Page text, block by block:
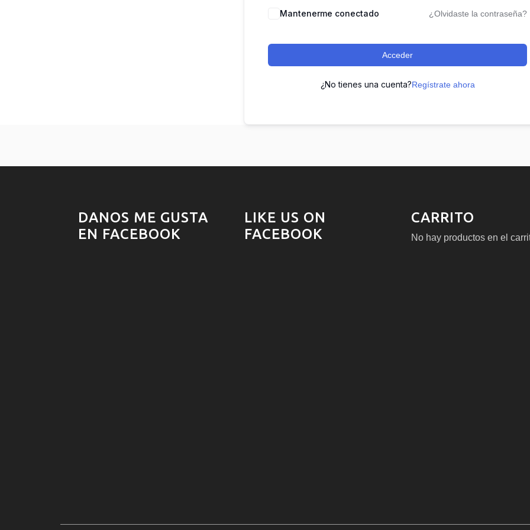
Mantenerme conectado ¿Olvidaste la contraseña?
Acceder
¿No tienes una cuenta?Regístrate ahora
DANOS ME GUSTA
EN FACEBOOK
LIKE US ON
FACEBOOK
CARRITO
No hay productos en el